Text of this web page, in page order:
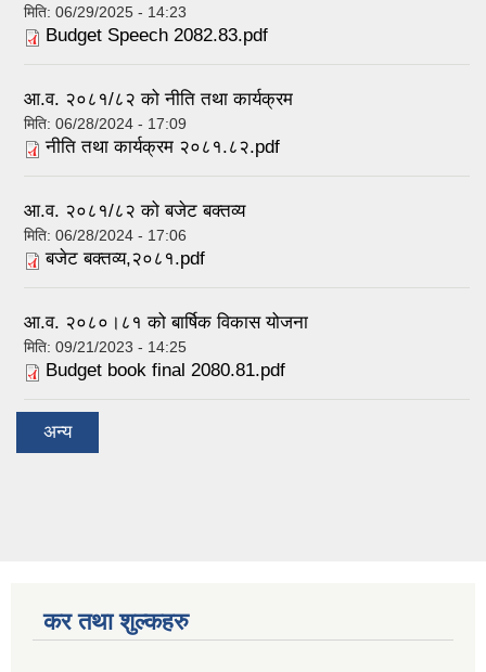
मिति: 06/29/2025 - 14:23
Budget Speech 2082.83.pdf
आ.व. २०८१/८२ को नीति तथा कार्यक्रम
मिति: 06/28/2024 - 17:09
नीति तथा कार्यक्रम २०८१.८२.pdf
आ.व. २०८१/८२ को बजेट बक्तव्य
मिति: 06/28/2024 - 17:06
बजेट बक्तव्य,२०८१.pdf
आ.व. २०८०।८१ को बार्षिक विकास योजना
मिति: 09/21/2023 - 14:25
Budget book final 2080.81.pdf
अन्य
कर तथा शुल्कहरु